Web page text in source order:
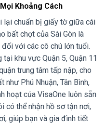
Khoảng Cách
lại chuẩn bị giấy tờ giữa cái
bất chợt của Sài Gòn là
với các cô chú lớn tuổi.
khu vực Quận 5, Quận 11
trung tâm tấp nập, cho
Phú Nhuận, Tân Bình,
hoạt của VisaOne luôn sẵn
có thể nhận hồ sơ tận nơi,
giúp bạn và gia đình tiết